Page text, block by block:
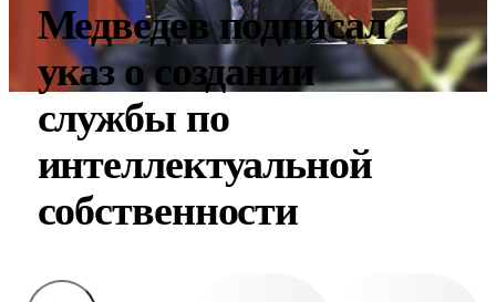
Медведев подписал
указ о создании
службы по
интеллектуальной
собственности